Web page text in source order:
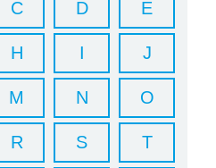
C D E
H I J
M N O
R S T